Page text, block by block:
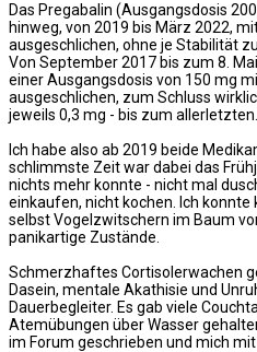
Das Pregabalin (Ausgangsdosis
hinweg, von 2019 bis März 2022,
ausgeschlichen, ohne je Stabilität
Von September 2017 bis zum 8.
einer Ausgangsdosis von 150 mg
ausgeschlichen, zum Schluss
jeweils 0,3 mg - bis zum allerletzten.
Ich habe also ab 2019 beide
schlimmste Zeit war dabei das
nichts mehr konnte - nicht mal
einkaufen, nicht kochen. Ich konnte
selbst Vogelzwitschern im Baum
panikartige Zustände.
Schmerzhaftes Cortisolerwachen
Dasein, mentale Akathisie und
Dauerbegleiter. Es gab viele
Atemübungen über Wasser
im Forum geschrieben und mich